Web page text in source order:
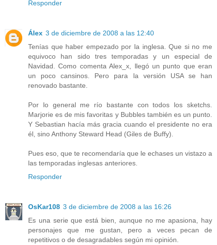
Responder
Álex 3 de diciembre de 2008 a las 12:40
Tenías que haber empezado por la inglesa. Que si no me
equivoco han sido tres temporadas y un especial de
Navidad. Como comenta Alex_x, llegó un punto que eran
un poco cansinos. Pero para la versión USA se han
renovado bastante.
Por lo general me río bastante con todos los sketchs.
Marjorie es de mis favoritas y Bubbles también es un punto.
Y Sebastian hacía más gracia cuando el presidente no era
él, sino Anthony Steward Head (Giles de Buffy).
Pues eso, que te recomendaría que le echases un vistazo a
las temporadas inglesas anteriores.
Responder
OsKar108 3 de diciembre de 2008 a las 16:26
Es una serie que está bien, aunque no me apasiona, hay
personajes que me gustan, pero a veces pecan de
repetitivos o de desagradables según mi opinión.